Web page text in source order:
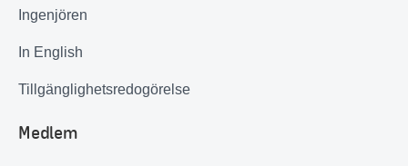
Ingenjören
In English
Tillgänglighetsredogörelse
Medlem